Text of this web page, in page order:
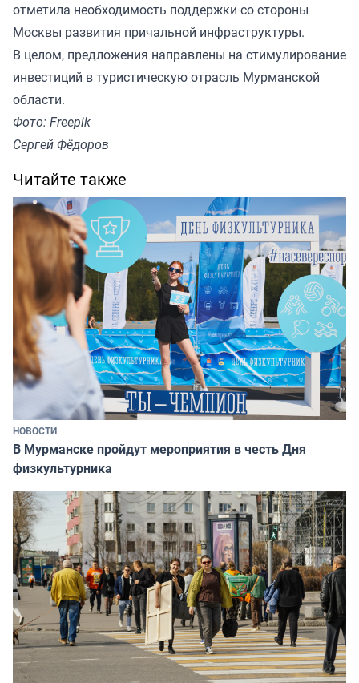
отметила необходимость поддержки со стороны
Москвы развития причальной инфраструктуры.
В целом, предложения направлены на стимулирование
инвестиций в туристическую отрасль Мурманской
области.
Фото: Freepik
Сергей Фёдоров
Читайте также
НОВОСТИ
В Мурманске пройдут мероприятия в честь Дня
физкультурника